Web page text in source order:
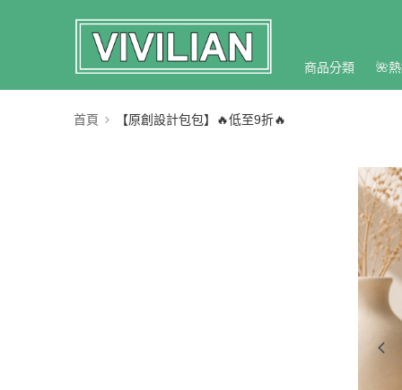
商品分類 🌺
首頁 【原創設計包包】🔥低至9折🔥